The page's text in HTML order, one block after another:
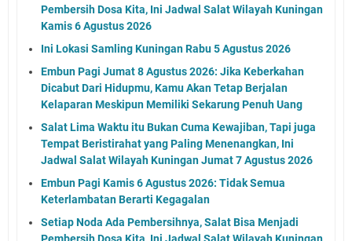
Pembersih Dosa Kita, Ini Jadwal Salat Wilayah Kuningan
Kamis 6 Agustus 2026
Ini Lokasi Samling Kuningan Rabu 5 Agustus 2026
Embun Pagi Jumat 8 Agustus 2026: Jika Keberkahan
Dicabut Dari Hidupmu, Kamu Akan Tetap Berjalan
Kelaparan Meskipun Memiliki Sekarung Penuh Uang
Salat Lima Waktu itu Bukan Cuma Kewajiban, Tapi juga
Tempat Beristirahat yang Paling Menenangkan, Ini
Jadwal Salat Wilayah Kuningan Jumat 7 Agustus 2026
Embun Pagi Kamis 6 Agustus 2026: Tidak Semua
Keterlambatan Berarti Kegagalan
Setiap Noda Ada Pembersihnya, Salat Bisa Menjadi
Pembersih Dosa Kita, Ini Jadwal Salat Wilayah Kuningan